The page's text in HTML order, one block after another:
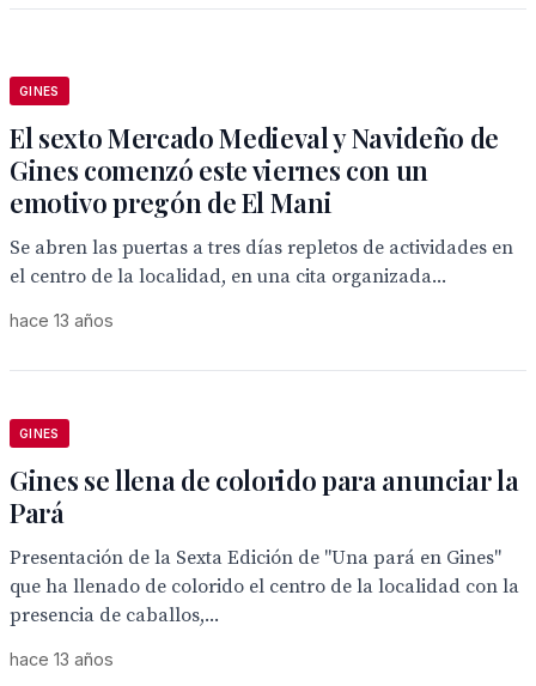
GINES
El sexto Mercado Medieval y Navideño de
Gines comenzó este viernes con un
emotivo pregón de El Mani
Se abren las puertas a tres días repletos de actividades en
el centro de la localidad, en una cita organizada...
hace 13 años
GINES
Gines se llena de colorido para anunciar la
Pará
Presentación de la Sexta Edición de "Una pará en Gines"
que ha llenado de colorido el centro de la localidad con la
presencia de caballos,...
hace 13 años